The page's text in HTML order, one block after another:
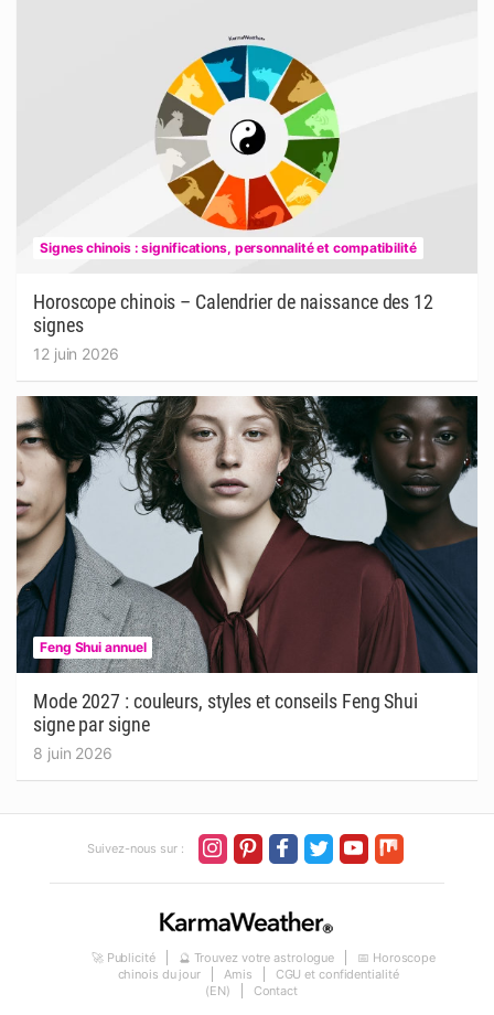
Signes chinois : significations, personnalité et compatibilité
Horoscope chinois – Calendrier de naissance des 12
signes
12 juin 2026
Feng Shui annuel
Mode 2027 : couleurs, styles et conseils Feng Shui
signe par signe
8 juin 2026
Suivez-nous sur :
🚀 Publicité 🔮 Trouvez votre astrologue
📅 Horoscope
chinois du jour
Amis
CGU et confidentialité
(EN)
Contact